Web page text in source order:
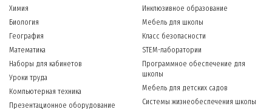
Химия
Биология
География
Математика
Наборы для кабинетов
Уроки труда
Компьютерная техника
Презентационное оборудование
Инклюзивное образование
Мебель для школы
Класс безопасности
STEM-лаборатории
Программное обеспечение для
школы
Мебель для детских садов
Системы жизнеобеспечения школы